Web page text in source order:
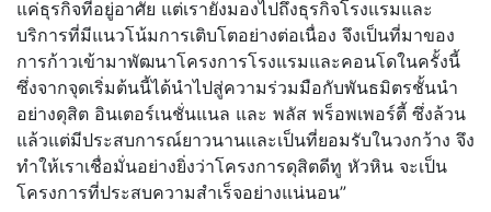
แค่ธุรกิจที่อยู่อาศัย แต่เรายังมองไปถึงธุรกิจโรงแรมและ
บริการที่มีแนวโน้มการเติบโตอย่างต่อเนื่อง จึงเป็นที่มาของ
การก้าวเข้ามาพัฒนาโครงการโรงแรมและคอนโดในครั้งนี้
ซึ่งจากจุดเริ่มต้นนี้ได้นำไปสู่ความร่วมมือกับพันธมิตรชั้นนำ
อย่างดุสิต อินเตอร์เนชั่นแนล และ พลัส พร็อพเพอร์ตี้ ซึ่งล้วน
แล้วแต่มีประสบการณ์ยาวนานและเป็นที่ยอมรับในวงกว้าง จึง
ทำให้เราเชื่อมั่นอย่างยิ่งว่าโครงการดุสิตดีทู หัวหิน จะเป็น
โครงการที่ประสบความสำเร็จอย่างแน่นอน”